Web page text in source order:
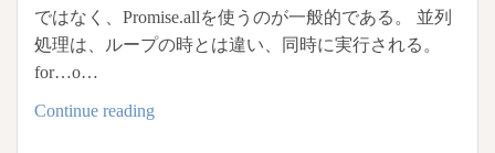
ではなく、Promise.allを使うのが一般的である。 並列
処理は、ループの時とは違い、同時に実行される。
for…o…
Continue reading